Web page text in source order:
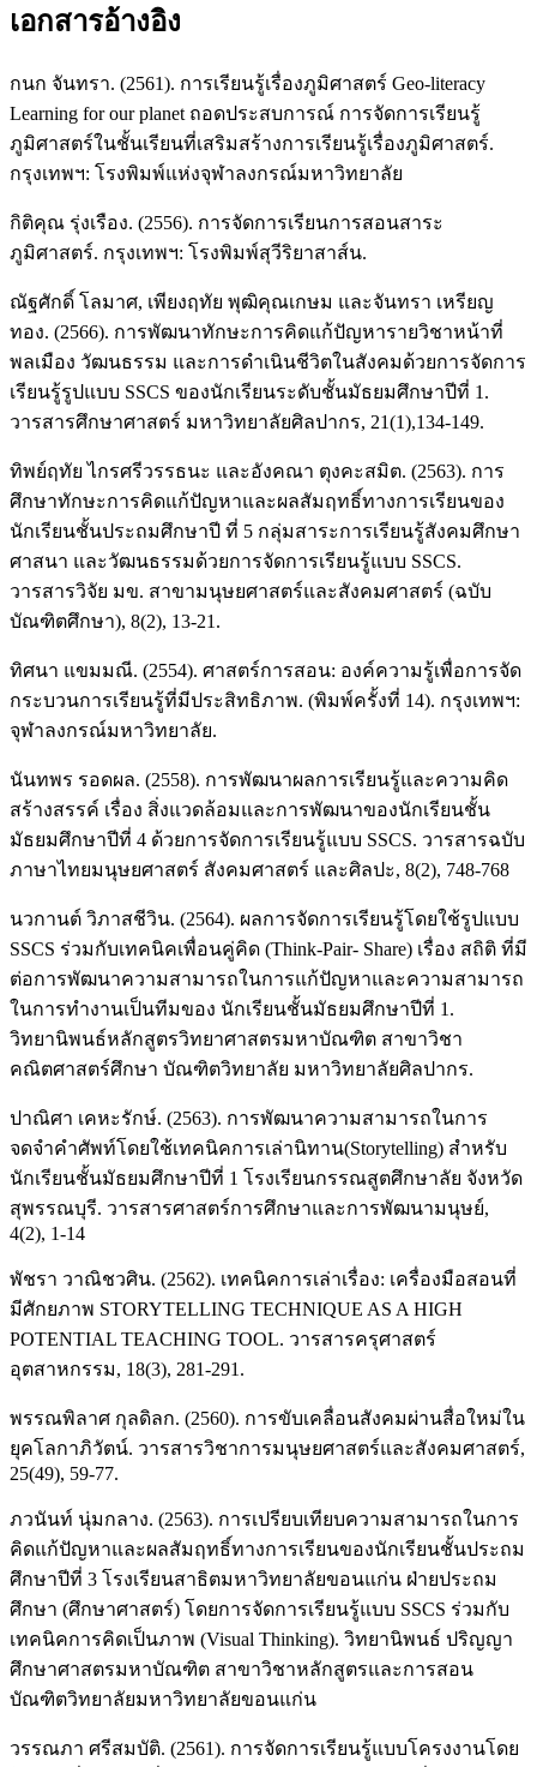
เอกสารอ้างอิง
กนก จันทรา. (2561). การเรียนรู้เรื่องภูมิศาสตร์ Geo-literacy
Learning for our planet ถอดประสบการณ์ การจัดการเรียนรู้
ภูมิศาสตร์ในชั้นเรียนที่เสริมสร้างการเรียนรู้เรื่องภูมิศาสตร์.
กรุงเทพฯ: โรงพิมพ์แห่งจุฬาลงกรณ์มหาวิทยาลัย
กิติคุณ รุ่งเรือง. (2556). การจัดการเรียนการสอนสาระ
ภูมิศาสตร์. กรุงเทพฯ: โรงพิมพ์สุวีริยาสาส์น.
ณัฐศักดิ์ โลมาศ, เพียงฤทัย พุฒิคุณเกษม และจันทรา เหรียญ
ทอง. (2566). การพัฒนาทักษะการคิดแก้ปัญหารายวิชาหน้าที่
พลเมือง วัฒนธรรม และการดําเนินชีวิตในสังคมด้วยการจัดการ
เรียนรู้รูปแบบ SSCS ของนักเรียนระดับชั้นมัธยมศึกษาปีที่ 1.
วารสารศึกษาศาสตร์ มหาวิทยาลัยศิลปากร, 21(1),134-149.
ทิพย์ฤทัย ไกรศรีวรรธนะ และอังคณา ตุงคะสมิต. (2563). การ
ศึกษาทักษะการคิดแก้ปัญหาและผลสัมฤทธิ์ทางการเรียนของ
นักเรียนชั้นประถมศึกษาปี ที่ 5 กลุ่มสาระการเรียนรู้สังคมศึกษา
ศาสนา และวัฒนธรรมด้วยการจัดการเรียนรู้แบบ SSCS.
วารสารวิจัย มข. สาขามนุษยศาสตร์และสังคมศาสตร์ (ฉบับ
บัณฑิตศึกษา), 8(2), 13-21.
ทิศนา แขมมณี. (2554). ศาสตร์การสอน: องค์ความรู้เพื่อการจัด
กระบวนการเรียนรู้ที่มีประสิทธิภาพ. (พิมพ์ครั้งที่ 14). กรุงเทพฯ:
จุฬาลงกรณ์มหาวิทยาลัย.
นันทพร รอดผล. (2558). การพัฒนาผลการเรียนรู้และความคิด
สร้างสรรค์ เรื่อง สิ่งแวดล้อมและการพัฒนาของนักเรียนชั้น
มัธยมศึกษาปีที่ 4 ด้วยการจัดการเรียนรู้แบบ SSCS. วารสารฉบับ
ภาษาไทยมนุษยศาสตร์ สังคมศาสตร์ และศิลปะ, 8(2), 748-768
นวกานต์ วิภาสชีวิน. (2564). ผลการจัดการเรียนรู้โดยใช้รูปแบบ
SSCS ร่วมกับเทคนิคเพื่อนคู่คิด (Think-Pair- Share) เรื่อง สถิติ ที่มี
ต่อการพัฒนาความสามารถในการแก้ปัญหาและความสามารถ
ในการทำงานเป็นทีมของ นักเรียนชั้นมัธยมศึกษาปีที่ 1.
วิทยานิพนธ์หลักสูตรวิทยาศาสตรมหาบัณฑิต สาขาวิชา
คณิตศาสตร์ศึกษา บัณฑิตวิทยาลัย มหาวิทยาลัยศิลปากร.
ปาณิศา เคหะรักษ์. (2563). การพัฒนาความสามารถในการ
จดจำคำศัพท์โดยใช้เทคนิคการเล่านิทาน(Storytelling) สำหรับ
นักเรียนชั้นมัธยมศึกษาปีที่ 1 โรงเรียนกรรณสูตศึกษาลัย จังหวัด
สุพรรณบุรี. วารสารศาสตร์การศึกษาและการพัฒนามนุษย์,
4(2), 1-14
พัชรา วาณิชวศิน. (2562). เทคนิคการเล่าเรื่อง: เครื่องมือสอนที่
มีศักยภาพ STORYTELLING TECHNIQUE AS A HIGH
POTENTIAL TEACHING TOOL. วารสารครุศาสตร์
อุตสาหกรรม, 18(3), 281-291.
พรรณพิลาศ กุลดิลก. (2560). การขับเคลื่อนสังคมผ่านสื่อใหม่ใน
ยุคโลกาภิวัตน์. วารสารวิชาการมนุษยศาสตร์และสังคมศาสตร์,
25(49), 59-77.
ภวนันท์ นุ่มกลาง. (2563). การเปรียบเทียบความสามารถในการ
คิดแก้ปัญหาและผลสัมฤทธิ์ทางการเรียนของนักเรียนชั้นประถม
ศึกษาปีที่ 3 โรงเรียนสาธิตมหาวิทยาลัยขอนแก่น ฝ่ายประถม
ศึกษา (ศึกษาศาสตร์) โดยการจัดการเรียนรู้แบบ SSCS ร่วมกับ
เทคนิคการคิดเป็นภาพ (Visual Thinking). วิทยานิพนธ์ ปริญญา
ศึกษาศาสตรมหาบัณฑิต สาขาวิชาหลักสูตรและการสอน
บัณฑิตวิทยาลัยมหาวิทยาลัยขอนแก่น
วรรณภา ศรีสมบัติ. (2561). การจัดการเรียนรู้แบบโครงงานโดย